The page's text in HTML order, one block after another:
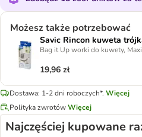
Możesz także potrzebować
Savic Rincon kuweta
Bag it Up worki do kuwety,
19,96 zł
Dostawa: 1-2 dni roboczych*. Więcej
Polityka zwrotówWięcej
Najczęściej kupowane